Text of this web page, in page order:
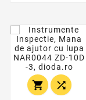
 